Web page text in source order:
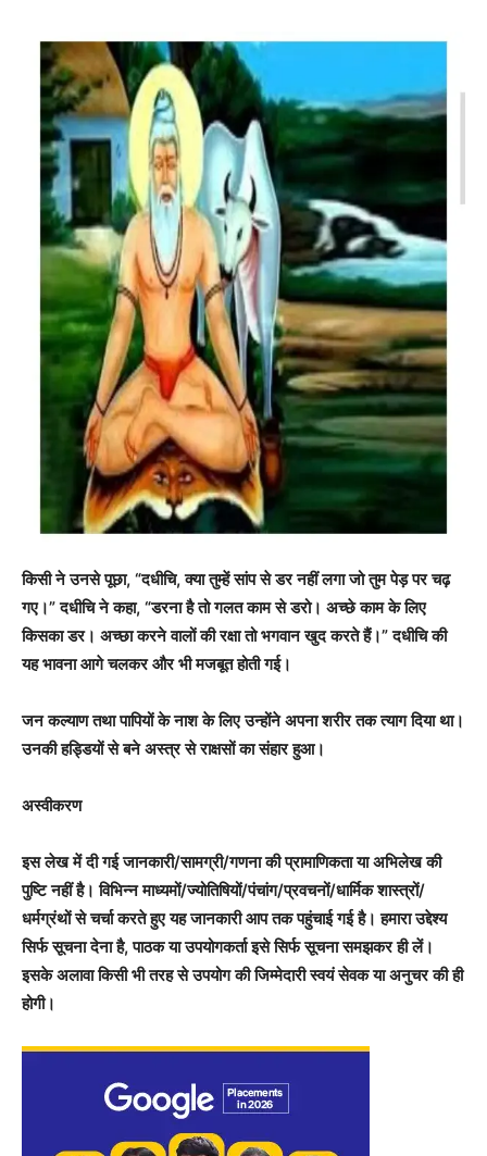
किसी ने उनसे पूछा, “दधीचि, क्या तुम्हें सांप से डर नहीं लगा जो तुम पेड़ पर चढ़
गए।” दधीचि ने कहा, “डरना है तो गलत काम से डरो। अच्छे काम के लिए
किसका डर। अच्छा करने वालों की रक्षा तो भगवान खुद करते हैं।” दधीचि की
यह भावना आगे चलकर और भी मजबूत होती गई।
जन कल्याण तथा पापियों के नाश के लिए उन्होंने अपना शरीर तक त्याग दिया था।
उनकी हड्डियों से बने अस्त्र से राक्षसों का संहार हुआ।
अस्वीकरण
इस लेख में दी गई जानकारी/सामग्री/गणना की प्रामाणिकता या अभिलेख की
पुष्टि नहीं है। विभिन्न माध्यमों/ज्योतिषियों/पंचांग/प्रवचनों/धार्मिक शास्त्रों/
धर्मग्रंथों से चर्चा करते हुए यह जानकारी आप तक पहुंचाई गई है। हमारा उद्देश्य
सिर्फ सूचना देना है, पाठक या उपयोगकर्ता इसे सिर्फ सूचना समझकर ही लें।
इसके अलावा किसी भी तरह से उपयोग की जिम्मेदारी स्वयं सेवक या अनुचर की ही
होगी।